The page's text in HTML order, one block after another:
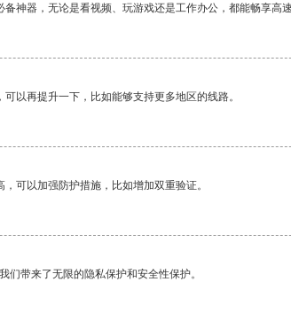
神器，无论是看视频、玩游戏还是工作办公，都能畅享高
以再提升一下，比如能够支持更多地区的线路。
可以加强防护措施，比如增加双重验证。
们带来了无限的隐私保护和安全性保护。